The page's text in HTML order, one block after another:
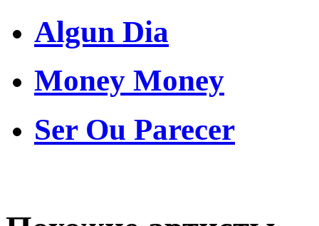
Algun Dia
Money Money
Ser Ou Parecer